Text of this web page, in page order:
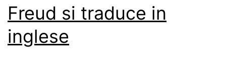
Freud si traduce in
inglese